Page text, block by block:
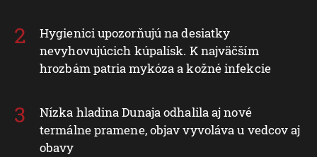
Hygienici upozorňujú na desiatky
nevyhovujúcich kúpalísk. K najväčším
hrozbám patria mykóza a kožné infekcie
Nízka hladina Dunaja odhalila aj nové
termálne pramene, objav vyvoláva u vedcov aj
obavy